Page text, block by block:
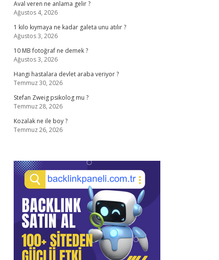
Aval veren ne anlama gelir ?
Ağustos 4, 2026
1 kilo kıymaya ne kadar galeta unu atılır ?
Ağustos 3, 2026
10 MB fotoğraf ne demek ?
Ağustos 3, 2026
Hangi hastalara devlet araba veriyor ?
Temmuz 30, 2026
Stefan Zweig psikolog mu ?
Temmuz 28, 2026
Kozalak ne ile boy ?
Temmuz 26, 2026